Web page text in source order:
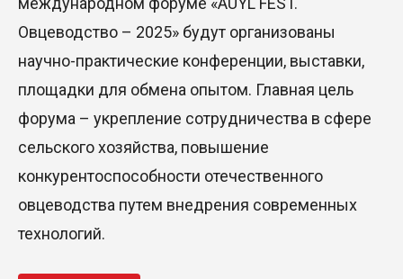
Овцеводство – 2025» будут организованы
научно-практические конференции, выставки,
площадки для обмена опытом. Главная цель
форума – укрепление сотрудничества в сфере
сельского хозяйства, повышение
конкурентоспособности отечественного
овцеводства путем внедрения современных
технологий.